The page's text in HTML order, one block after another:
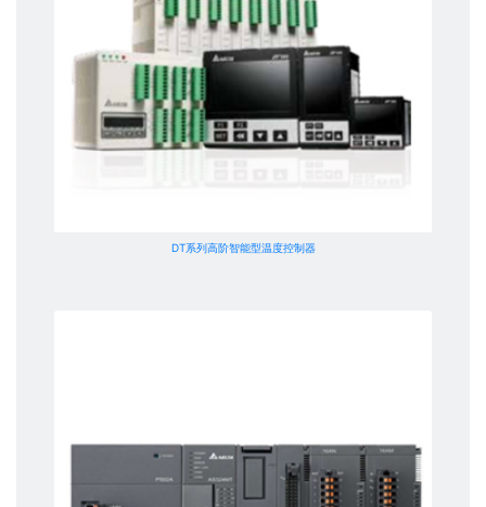
DT系列高阶智能型温度控制器